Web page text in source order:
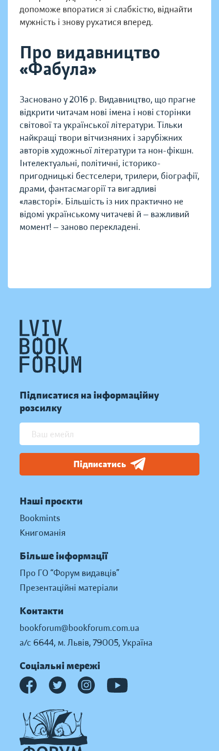
допоможе впоратися зі слабкістю, віднайти
мужність і знову рухатися вперед.
Про видавництво
«Фабула»
Засновано у 2016 р. Видавництво, що прагне
відкрити читачам нові імена і нові сторінки
світової та української літератури. Тільки
найкращі твори вітчизняних і зарубіжних
авторів художньої літератури та нон-фікшн.
Інтелектуальні, політичні, історико-
пригодницькі бестселери, трилери, біографії,
драми, фантасмагорії та вигадливі
«лавсторі». Більшість із них практично не
відомі українському читачеві й — важливий
момент! — заново перекладені.
Підписатися на інформаційну
розсилку
Підписатись
Наші проєкти
Bookmints
Книгоманія
Більше інформації
Про ГО “Форум видавців”
Презентаційні матеріали
Контакти
bookforum@bookforum.com.ua
а/с 6644, м. Львів, 79005, Україна
Соціальні мережі